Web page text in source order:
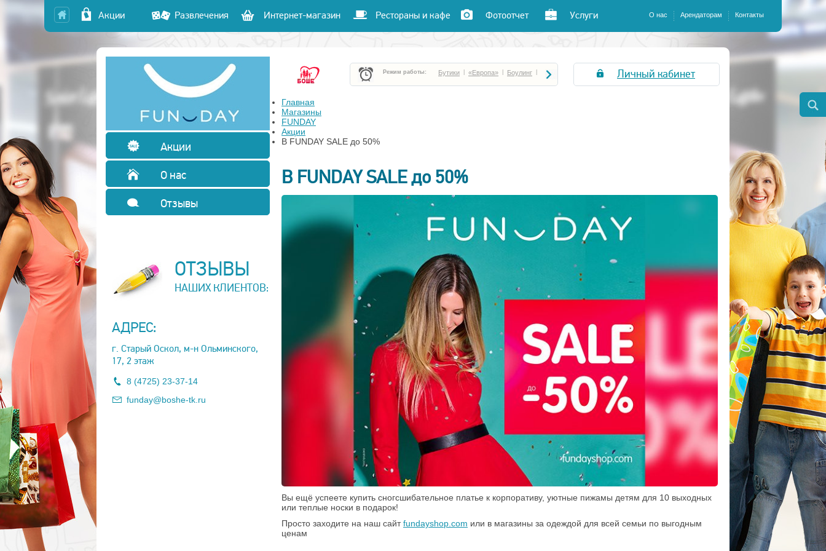
Акции Развлечения Интернет-магазин Рестораны и кафе Фотоотчет Услуги О нас Арендаторам Контакты
Акции
О нас
Отзывы
ОТЗЫВЫ
НАШИХ КЛИЕНТОВ:
АДРЕС:
г. Старый Оскол, м-н Ольминского,
17, 2 этаж
8 (4725) 23-37-14
funday@boshe-tk.ru
Режим работы: Бутики «Европа» Боулинг Личный кабинет
Главная
Магазины
FUNDAY
Акции
В FUNDAY SALE до 50%
В FUNDAY SALE до 50%
Вы ещё успеете купить сногсшибательное платье к корпоративу, уютные пижамы детям для 10 выходных
или теплые носки в подарок!
Просто заходите на наш сайтfundayshop.com или в магазины за одеждой для всей семьи по выгодным
ценам